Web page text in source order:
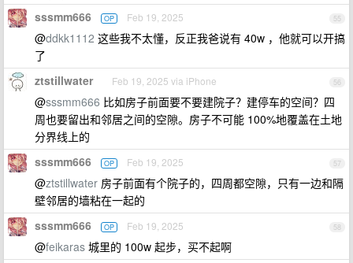
55
sssmm666 OP Feb 19, 2025
@ddkk1112 这些我不太懂，反正我爸说有 40w ，他就可以开搞
了
56
ztstillwater Feb 19, 2025 via iPhone
@sssmm666 比如房子前面要不要建院子？建停车的空间？四
周也要留出和邻居之间的空隙。房子不可能 100%地覆盖在土地
分界线上的
57
sssmm666 OP Feb 19, 2025
@ztstillwater 房子前面有个院子的，四周都空隙，只有一边和隔
壁邻居的墙粘在一起的
58
sssmm666 OP Feb 19, 2025
@feikaras 城里的 100w 起步，买不起啊